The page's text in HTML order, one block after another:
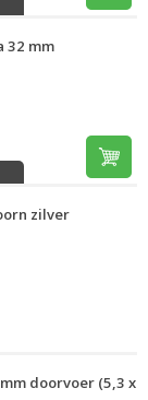
32 mm
zilver
doorvoer (5,3 x